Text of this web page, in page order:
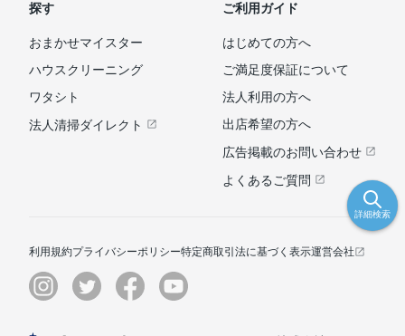
詳細検索
探す
おまかせマイスター
ハウスクリーニング
ワタシト
法人清掃ダイレクト
ご利用ガイド
はじめての方へ
ご満足度保証について
法人利用の方へ
出店希望の方へ
広告掲載のお問い合わせ
よくあるご質問
利用規約プライバシーポリシー特定商取引法に基づく表示運営会社